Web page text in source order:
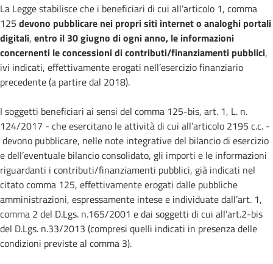
La Legge stabilisce che i beneficiari di cui all’articolo 1, comma
125 devono pubblicare nei propri siti internet o analoghi portali
digitali, entro il 30 giugno di ogni anno, le informazioni
concernenti le concessioni di contributi/finanziamenti pubblici,
ivi indicati, effettivamente erogati nell’esercizio finanziario
precedente (a partire dal 2018).
I soggetti beneficiari ai sensi del comma 125-bis, art. 1, L. n.
124/2017 - che esercitano le attività di cui all’articolo 2195 c.c. -
devono pubblicare, nelle note integrative del bilancio di esercizio
e dell’eventuale bilancio consolidato, gli importi e le informazioni
riguardanti i contributi/finanziamenti pubblici, già indicati nel
citato comma 125, effettivamente erogati dalle pubbliche
amministrazioni, espressamente intese e individuate dall’art. 1,
comma 2 del D.Lgs. n.165/2001 e dai soggetti di cui all’art.2-bis
del D.Lgs. n.33/2013 (compresi quelli indicati in presenza delle
condizioni previste al comma 3).